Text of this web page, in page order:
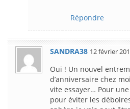
Répondre
SANDRA38 12 février
Oui ! Un nouvel
d’anniversaire chez
vite essayer… Pour
pour éviter les